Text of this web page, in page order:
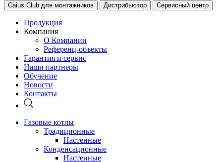
Caius Club для монтажников Дистрибьютор Сервисный центр
Продукция
Компания
О Компании
Референц-объекты
Гарантия и сервис
Наши партнеры
Обучение
Новости
Контакты
Газовые котлы
Традиционные
Настенные
Конденсационные
Настенные